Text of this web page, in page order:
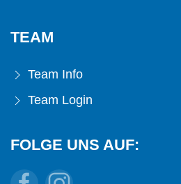
TEAM
Team Info
Team Login
FOLGE UNS AUF: